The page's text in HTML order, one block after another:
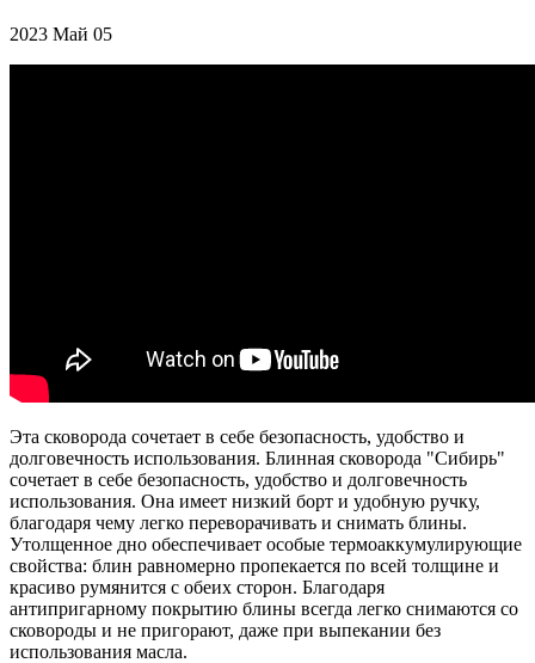
2023 Май 05
Эта сковорода сочетает в себе безопасность, удобство и
долговечность использования. Блинная сковорода "Сибирь"
сочетает в себе безопасность, удобство и долговечность
использования. Она имеет низкий борт и удобную ручку,
благодаря чему легко переворачивать и снимать блины.
Утолщенное дно обеспечивает особые термоаккумулирующие
свойства: блин равномерно пропекается по всей толщине и
красиво румянится с обеих сторон. Благодаря
антипригарному покрытию блины всегда легко снимаются со
сковороды и не пригорают, даже при выпекании без
использования масла.